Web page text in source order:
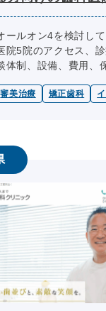
ールオン4を検討し
院5院のアクセス、
体制、設備、費用、
します。
審美治療 矯正歯科